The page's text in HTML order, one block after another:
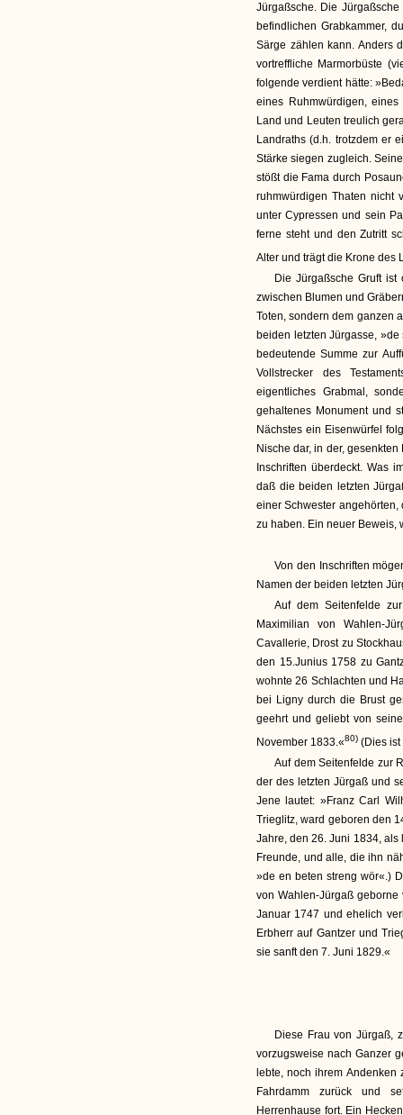
Jürgaßsche. Die
befindlichen Grabkammer,
Särge zählen kann. Anders
vortreffliche Marmorbüste
folgende verdient hätte:
eines Ruhmwürdigen,
Land und Leuten treulich
Landraths (d.h. trotzdem er
Stärke siegen zugleich.
stößt die Fama durch
ruhmwürdigen Thaten nicht
unter Cypressen und sein
ferne steht und den Zutritt
Alter und trägt die Krone des
Die Jürgaßsche Gruft
zwischen Blumen und
Toten, sondern dem ganzen
beiden letzten Jürgasse,
bedeutende Summe zur
Vollstrecker des
eigentliches Grabmal,
gehaltenes Monument und
Nächstes ein Eisenwürfel
Nische dar, in der,
Inschriften überdeckt. Was
daß die beiden letzten
einer Schwester
zu haben. Ein neuer Beweis,
Von den Inschriften
Namen der beiden letzten
Auf dem Seitenfelde
Maximilian von Wahlen-
Cavallerie, Drost zu
den 15.Junius 1758 zu
wohnte 26 Schlachten und
bei Ligny durch die Brust
geehrt und geliebt von
November 1833.«80) (Dies
Auf dem Seitenfelde zur
der des letzten Jürgaß und
Jene lautet: »Franz Carl
Trieglitz, ward geboren den
Jahre, den 26. Juni 1834, als
Freunde, und alle, die ihn
»de en beten streng wör«.)
von Wahlen-Jürgaß
Januar 1747 und ehelich
Erbherr auf Gantzer und
sie sanft den 7. Juni 1829.«
Diese Frau von Jürgaß,
vorzugsweise nach Ganzer
lebte, noch ihrem
Fahrdamm zurück und
Herrenhause fort. Ein